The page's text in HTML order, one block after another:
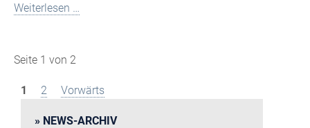
Weiterlesen …
Seite 1 von 2
1 2 Vorwärts
NEWS-ARCHIV